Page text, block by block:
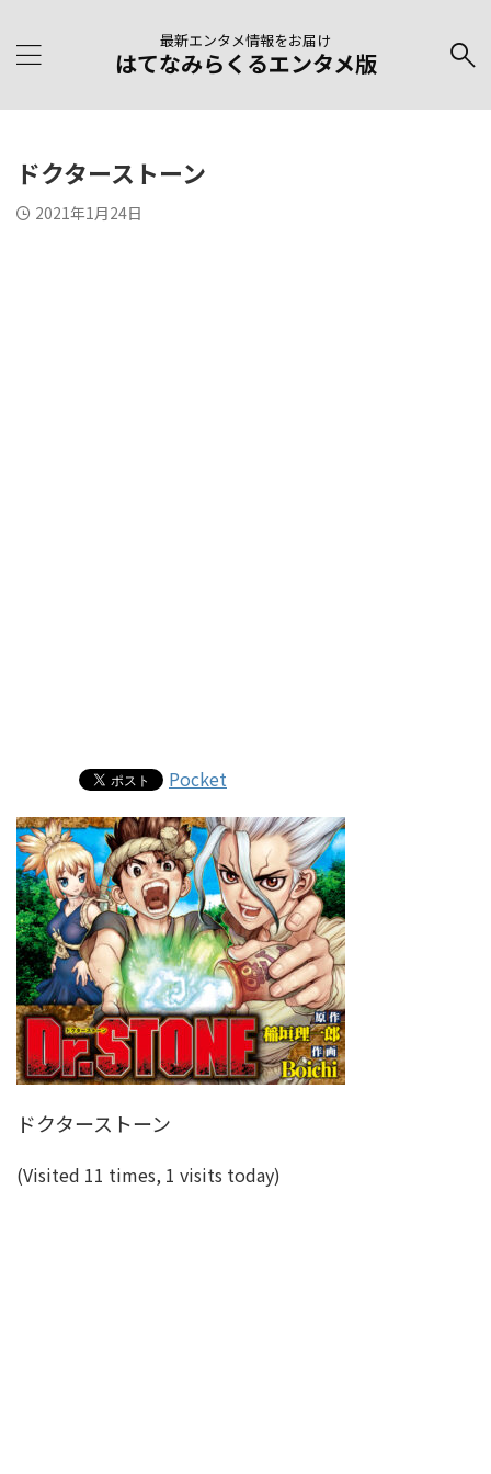
最新エンタメ情報をお届け
はてなみらくるエンタメ版
ドクターストーン
2021年1月24日
Pocket
ドクターストーン
(Visited 11 times, 1 visits today)